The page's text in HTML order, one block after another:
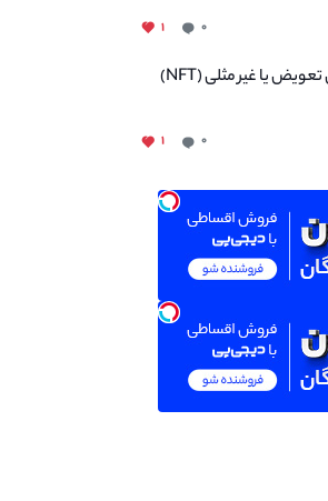
۰ ۱
توکن غیر قابل تعویض یا غیر مثلی (NFT)
۰ ۱